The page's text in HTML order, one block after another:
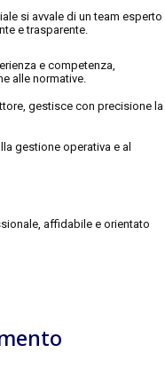
si avvale di un team esperto
e trasparente.
e competenza,
alle normative.
gestisce con precisione la
gestione operativa e al
affidabile e orientato